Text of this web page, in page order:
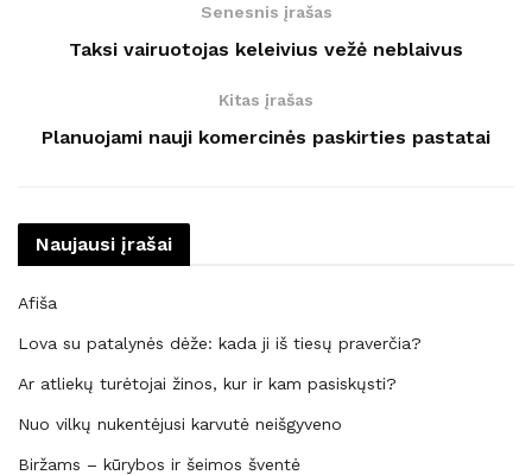
Senesnis įrašas
Taksi vairuotojas keleivius vežė neblaivus
Kitas įrašas
Planuojami nauji komercinės paskirties pastatai
Naujausi įrašai
Afiša
Lova su patalynės dėže: kada ji iš tiesų praverčia?
Ar atliekų turėtojai žinos, kur ir kam pasiskųsti?
Nuo vilkų nukentėjusi karvutė neišgyveno
Biržams – kūrybos ir šeimos šventė